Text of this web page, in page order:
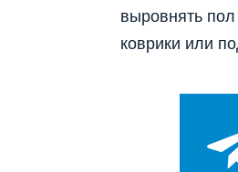
выровнять
коврики или